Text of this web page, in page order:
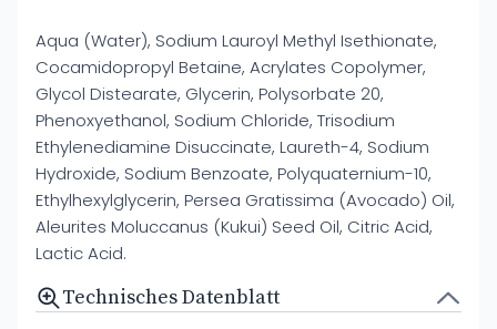
Aqua (Water), Sodium Lauroyl Methyl Isethionate,
Cocamidopropyl Betaine, Acrylates Copolymer,
Glycol Distearate, Glycerin, Polysorbate 20,
Phenoxyethanol, Sodium Chloride, Trisodium
Ethylenediamine Disuccinate, Laureth-4, Sodium
Hydroxide, Sodium Benzoate, Polyquaternium-10,
Ethylhexylglycerin, Persea Gratissima (Avocado) Oil,
Aleurites Moluccanus (Kukui) Seed Oil, Citric Acid,
Lactic Acid.
Technisches Datenblatt